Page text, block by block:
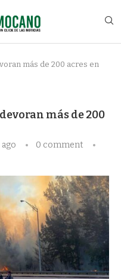
más de 200 acres en
más de 200
ago
0 comment